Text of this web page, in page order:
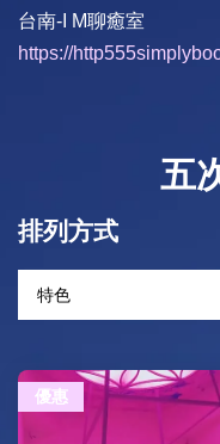
台南-I M聊癒室
https://
五
排列方式
優惠